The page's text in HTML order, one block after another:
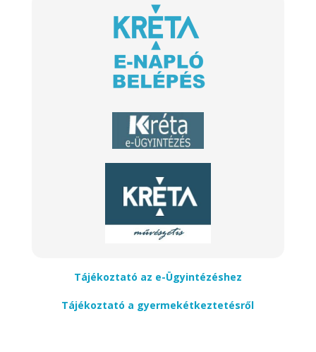
Tájékoztató az e-Ügyintézéshez
Tájékoztató a gyermekétkeztetésről